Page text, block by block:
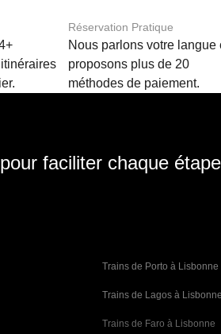
Réservation Pratique
Nous parlons votre langue
proposons plus de 20
méthodes de paiement.
faciliter chaque
Trains de Porto à Lisbonne
Trains de Lagos à Lisbonne
Trains de Faro à Lisbonne